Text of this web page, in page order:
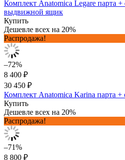
Комплект Anatomica Legare парта +
выдвижной ящик
Купить
Дешевле всех на 20%
Распродажа!
–72%
8 400 ₽
30 450 ₽
Комплект Anatomica Karina парта
Купить
Дешевле всех на 20%
Распродажа!
–71%
8 800 ₽